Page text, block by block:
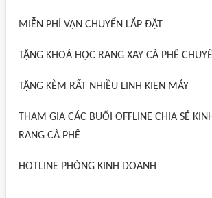
MIỄN PHÍ VẬN CHUYỂN LẮP ĐẶT
TẶNG KHOÁ HỌC RANG XAY CÀ PHÊ
TẶNG KÈM RẤT NHIỀU LINH KIỆN MÁY
THAM GIA CÁC BUỔI OFFLINE CHIA SẺ
RANG CÀ PHÊ
HOTLINE PHÒNG KINH DOANH